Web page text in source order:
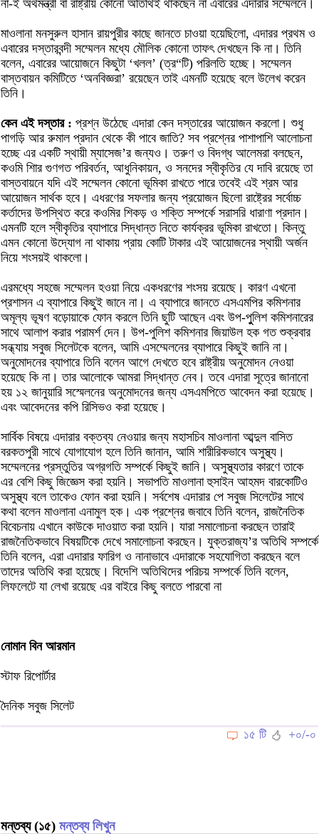
না-ই অর্থমন্ত্রী বা রাষ্ট্রীয় কোনো অতিথিই থাকছেন না এবারের এদারার সম্মেলনে।
মাওলানা মনসুরুল হাসান রায়পুরীর কাছে জানতে চাওয়া হয়েছিলো, এদারর প্রথম ও
এবারের দস্তারবন্দী সম্মেলন মধ্যে মৌলিক কোনো তাফৎ দেখছেন কি না। তিনি
বলেন, এবারের আয়োজনে কিছুটা ‘খলল’ (ত্র“টি) পরিলতি হচ্ছে। সম্মেলন
বাস্তবায়ন কমিটিতে ‘অনবিজ্ঞরা’ রয়েছেন তাই এমনটি হয়েছে বলে উলেখ করেন
তিনি।
কেন এই দস্তার : প্রশ্ন উঠেছে এদারা কেন দস্তারের আয়োজন করলো। শুধু
পাগড়ি আর রুমাল প্রদান থেকে কী পাবে জাতি? সব প্রশ্নের পাশাপাশি আলোচনা
হচ্ছে এর একটি স্থায়ী ম্যাসেজ’র জন্যও। তরুণ ও বিদগ্ধ আলেমরা বলছেন,
কওমি শিার গুণগত পরিবর্তন, আধুনিকায়ন, ও সনদের স্বীকৃতির যে দাবি রয়েছে তা
বাস্তবায়নে যদি এই সম্মেলন কোনো ভূমিকা রাখতে পারে তবেই এই শ্রম আর
আয়োজন সার্থক হবে। এধরণের সফলার জন্য প্রয়োজন ছিলো রাষ্ট্রের সর্বোচ্চ
কর্তাদের উপস্থিত করে কওমির শিকড় ও শক্তি সম্পর্কে সরাসরি ধারাণা প্রদান।
এমনটি হলে স্বীকৃতির ব্যাপারে সিদ্ধান্ত নিতে কার্যক্রর ভূমিকা রাখতো। কিন্তু
এমন কোনো উদ্যোগ না থাকায় প্রায় কোটি টাকার এই আয়োজনের স্থায়ী অর্জন
নিয়ে শংসয়ই থাকলো।
এরমধ্যে সহজে সম্মেলন হওয়া নিয়ে একধরণের শংসয় রয়েছে। কারণ এখনো
প্রশাসন এ ব্যাপারে কিছুই জানে না। এ ব্যাপারে জানতে এসএমপির কমিশনার
অমূল্য ভূষণ বড়োয়াকে ফোন করলে তিনি ছুটি আছেন এবং উপ-পুুলিশ কমিশনারের
সাথে আলাপ করার পরামর্শ দেন। উপ-পুলিশ কমিশনার জিয়াউল হক গত শুক্রবার
সন্ধ্যায় সবুজ সিলেটকে বলেন, আমি এসম্মেলনের ব্যাপারে কিছুই জানি না।
অনুমোদনের ব্যাপারে তিনি বলেন আগে দেখতে হবে রাষ্ট্রীয় অনুমোদন নেওয়া
হয়েছে কি না। তার আলোকে আমরা সিদ্ধান্ত নেব। তবে এদারা সূত্রে জানানো
হয় ১২ জানুয়ারি সস্মেলনের অনুমোদনের জন্য এসএমপিতে আবেদন করা হয়েছে।
এবং আবেদনের কপি রিসিভও করা হয়েছে।
সার্বিক বিষয়ে এদারার বক্তব্য নেওয়ার জন্য মহাসচিব মাওলানা আব্দুল বাসিত
বরকতপুরী সাথে যোগাযোগ হলে তিনি জানান, আমি শারীরিকভাবে অসুস্থ্য।
সম্মেলনের প্রস্তুতির অগ্রগতি সম্পর্কে কিছুই জানি। অসুস্থ্যতার কারণে তাকে
এর বেশি কিছু জিজ্ঞেস করা হয়নি। সভাপতি মাওলানা হুসাইন আহমদ বারকোটিও
অসুস্থ্য বলে তাকেও ফোন করা হয়নি। সর্বশেষ এদারার পে সবুজ সিলেটের সাথে
কথা বলেন মাওলানা এনামুল হক। এক প্রশ্নের জবাবে তিনি বলেন, রাজনৈতিক
বিবেচনায় এখানে কাউকে দাওয়াত করা হয়নি। যারা সমালোচনা করছেন তারাই
রাজনৈতিকভাবে বিষয়টিকে দেখে সমালোচনা করছেন। যুক্তরাজ্য’র অতিথি সম্পর্কে
তিনি বলেন, এরা এদারার ফারিগ ও নানাভাবে এদারাকে সহযোগিতা করছেন বলে
তাদের অতিথি করা হয়েছে। বিদেশি অতিথিদের পরিচয় সম্পর্কে তিনি বলেন,
লিফলেটে যা লেখা রয়েছে এর বাইরে কিছু বলতে পারবো না
নোমান বিন আরমান
স্টাফ রিপোর্টার
দৈনিক সবুজ সিলেট
১৫ টি
+০/-০
মন্তব্য (১৫) মন্তব্য লিখুন